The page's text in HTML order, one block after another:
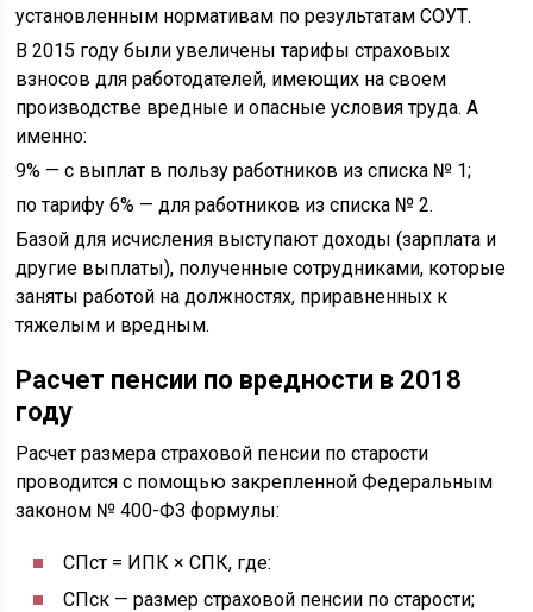
установленным нормативам по результатам СОУТ.
В 2015 году были увеличены тарифы страховых
взносов для работодателей, имеющих на своем
производстве вредные и опасные условия труда. А
именно:
9% — с выплат в пользу работников из списка № 1;
по тарифу 6% — для работников из списка № 2.
Базой для исчисления выступают доходы (зарплата и
другие выплаты), полученные сотрудниками, которые
заняты работой на должностях, приравненных к
тяжелым и вредным.
Расчет пенсии по вредности в 2018
году
Расчет размера страховой пенсии по старости
проводится с помощью закрепленной Федеральным
законом № 400-ФЗ формулы:
СПст = ИПК × СПК, где:
СПск — размер страховой пенсии по старости;